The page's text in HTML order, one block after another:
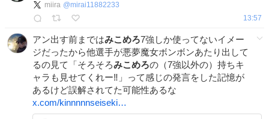
miira @mirai11882233
13:57
アン出す前まではみこめろ7強しか使ってないイメー
ジだったから他選手が悪夢魔女ボンボンあたり出して
るの見て「そろそろみこめろの（7強以外の）持ちキ
ャラも見せてくれー‼️」って感じの発言をした記憶が
あるけど誤解されてた可能性あるな
x.com/kinnnnnseiseki…